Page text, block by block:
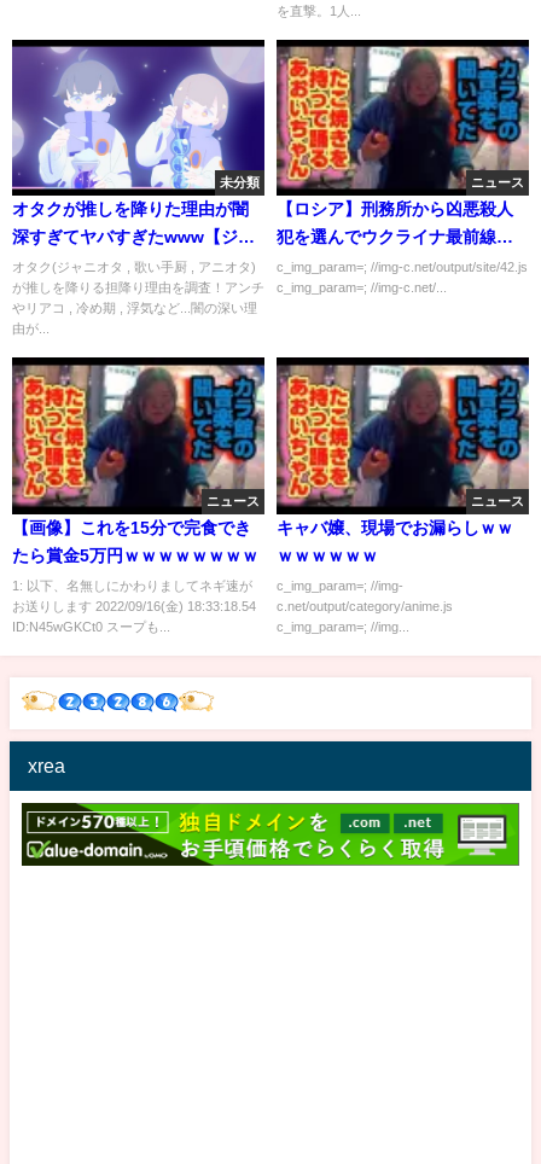
を直撃。1人...
未分類
オタクが推しを降りた理由が闇
深すぎてヤバすぎたwww【ジャ
ニーズ】【歌い手】【浦島坂田
船】【すとぷり】【アニメ】
【アイドル】
オタク(ジャニオタ , 歌い手厨 , アニオタ)
が推しを降りる担降り理由を調査！アンチ
やリアコ , 冷め期 , 浮気など...闇の深い理
由が...
ニュース
【ロシア】刑務所から凶悪殺人
犯を選んでウクライナ最前線へ
投入
c_img_param=; //img-c.net/output/site/42.js
c_img_param=; //img-c.net/...
ニュース
【画像】これを15分で完食でき
たら賞金5万円ｗｗｗｗｗｗｗｗ
1: 以下、名無しにかわりましてネギ速が
お送りします 2022/09/16(金) 18:33:18.54
ID:N45wGKCt0 スープも...
ニュース
キャバ嬢、現場でお漏らしｗｗ
ｗｗｗｗｗｗ
c_img_param=; //img-
c.net/output/category/anime.js
c_img_param=; //img...
xrea